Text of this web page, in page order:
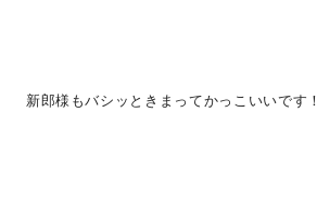
新郎様もバシッときまってかっこいいです！